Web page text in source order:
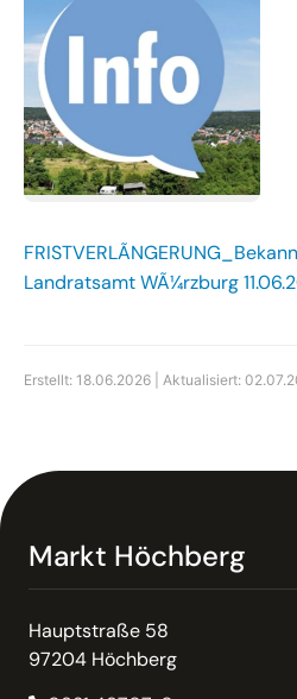
Landratsamt WÃ¼rzburg
Erstellt: 18.06.2026 | Aktualisiert:
Markt Höchberg
Hauptstraße 58
97204 Höchberg